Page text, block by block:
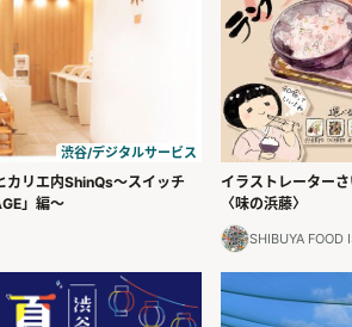
渋谷/デジタルサービス
カリエ内ShinQs～スイッチ
」編～
イラストレーター
〈味の浜藤〉
SHIBUYA FOOD